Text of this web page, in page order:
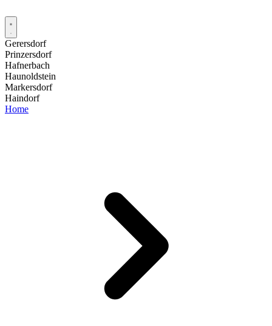
Gerersdorf
Prinzersdorf
Hafnerbach
Haunoldstein
Markersdorf
Haindorf
Home